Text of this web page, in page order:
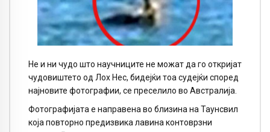
Не и ни чудо што научниците не можат да го откријат
чудовиштето од Лох Нес, бидејќи тоа судејќи според
најновите фотографии, се преселило во Австралија.
Фотографијата е направена во близина на Таунсвил
која повторно предизвика лавина контоврзни